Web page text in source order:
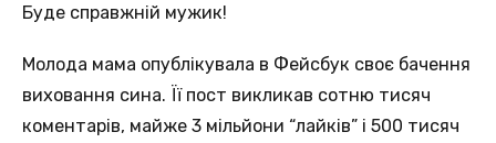
Буде справжній мужик!
Молода мама опублікувала в Фейсбук своє бачення
виховання сина. Її пост викликав сотню тисяч
коментарів, майже 3 мільйони “лайків” і 500 тисяч